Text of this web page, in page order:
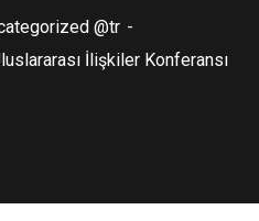
@tr
İlişkiler Konferansı